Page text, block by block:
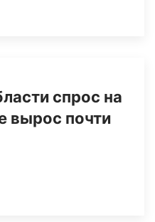
спрос на
вырос почти